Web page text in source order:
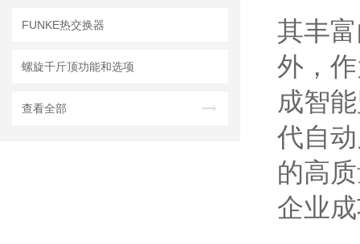
FUNKE热交换器
螺旋千斤顶功能和选项
查看全部
其丰
外，
成智
代自
的高
企业